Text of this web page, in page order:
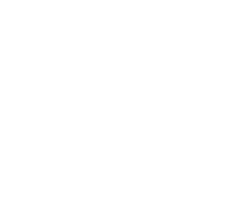
plus, la TD donne plus de 1